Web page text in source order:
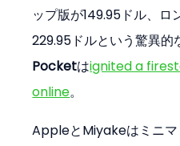
ップ版が149.95ドル、ロ
229.95ドルという驚異的
Pocketはignited a
online。
AppleとMiyakeはミニマ